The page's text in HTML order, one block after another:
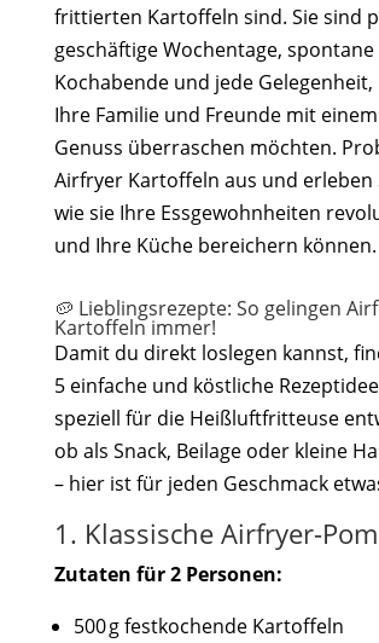
frittierten Kartoffeln sind. Sie sind
geschäftige Wochentage, spontane
Kochabende und jede Gelegenheit,
Ihre Familie und Freunde mit
Genuss überraschen möchten.
Airfryer Kartoffeln aus und erleben
wie sie Ihre Essgewohnheiten
und Ihre Küche bereichern können.
🥔 Lieblingsrezepte: So gelingen
Kartoffeln immer!
Damit du direkt loslegen kannst,
5 einfache und köstliche
speziell für die Heißluftfritteuse
ob als Snack, Beilage oder kleine
– hier ist für jeden Geschmack
1. Klassische Airfryer-
Zutaten für 2 Personen:
500 g festkochende Kartoffeln